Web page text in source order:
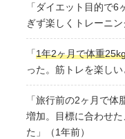
「ダイエット目的で6
ぎず楽しくトレーニン
「1年2ヶ月で体重
った。筋トレを楽し
「旅行前の2ヶ月で
増加。目標に合わせ
た」（1年前）